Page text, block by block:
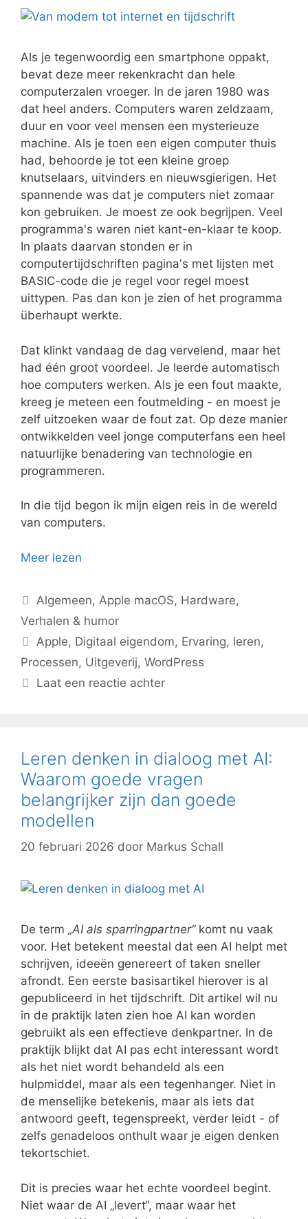
Als je tegenwoordig een smartphone oppakt,
bevat deze meer rekenkracht dan hele
computerzalen vroeger. In de jaren 1980 was
dat heel anders. Computers waren zeldzaam,
duur en voor veel mensen een mysterieuze
machine. Als je toen een eigen computer thuis
had, behoorde je tot een kleine groep
knutselaars, uitvinders en nieuwsgierigen. Het
spannende was dat je computers niet zomaar
kon gebruiken. Je moest ze ook begrijpen. Veel
programma's waren niet kant-en-klaar te koop.
In plaats daarvan stonden er in
computertijdschriften pagina's met lijsten met
BASIC-code die je regel voor regel moest
uittypen. Pas dan kon je zien of het programma
überhaupt werkte.
Dat klinkt vandaag de dag vervelend, maar het
had één groot voordeel. Je leerde automatisch
hoe computers werken. Als je een fout maakte,
kreeg je meteen een foutmelding - en moest je
zelf uitzoeken waar de fout zat. Op deze manier
ontwikkelden veel jonge computerfans een heel
natuurlijke benadering van technologie en
programmeren.
In die tijd begon ik mijn eigen reis in de wereld
van computers.
Meer lezen
Categorieën
Algemeen, Apple macOS, Hardware,
Verhalen & humor
Tags
Apple, Digitaal eigendom, Ervaring, leren,
Processen, Uitgeverij, WordPress
Laat een reactie achter
Leren denken in dialoog met AI:
Waarom goede vragen
belangrijker zijn dan goede
modellen
20 februari 2026 door Markus Schall
De term „AI als sparringpartner“komt nu vaak
voor. Het betekent meestal dat een AI helpt met
schrijven, ideeën genereert of taken sneller
afrondt. Een eerste basisartikel hierover is al
gepubliceerd in het tijdschrift. Dit artikel wil nu
in de praktijk laten zien hoe AI kan worden
gebruikt als een effectieve denkpartner. In de
praktijk blijkt dat AI pas echt interessant wordt
als het niet wordt behandeld als een
hulpmiddel, maar als een tegenhanger. Niet in
de menselijke betekenis, maar als iets dat
antwoord geeft, tegenspreekt, verder leidt - of
zelfs genadeloos onthult waar je eigen denken
tekortschiet.
Dit is precies waar het echte voordeel begint.
Niet waar de AI „levert“, maar waar het